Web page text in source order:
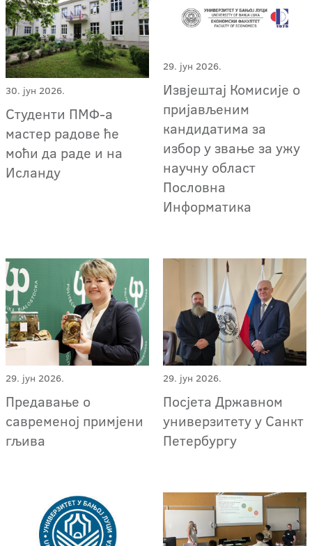
30. јун 2026.
Студенти ПМФ-а
мастер радове ће
моћи да раде и на
Исланду
29. јун 2026.
Извјештај Комисије о
пријављеним
кандидатима за
избор у звање за ужу
научну област
Пословна
Информатика
29. јун 2026.
Предавање о
савременој примјени
гљива
29. јун 2026.
Посјета Државном
универзитету у Санкт
Петербургу